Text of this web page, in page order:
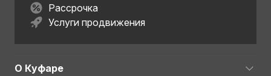
Рассрочка
Услуги продвижения
О Куфаре